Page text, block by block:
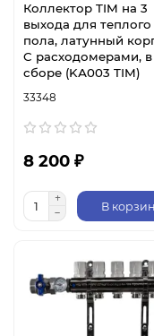
Коллектор TIM на 3
выхода для теплого
пола, латунный
C расходомерами, в
сборе (KА003 TIM)
33348
8 200 ₽
В